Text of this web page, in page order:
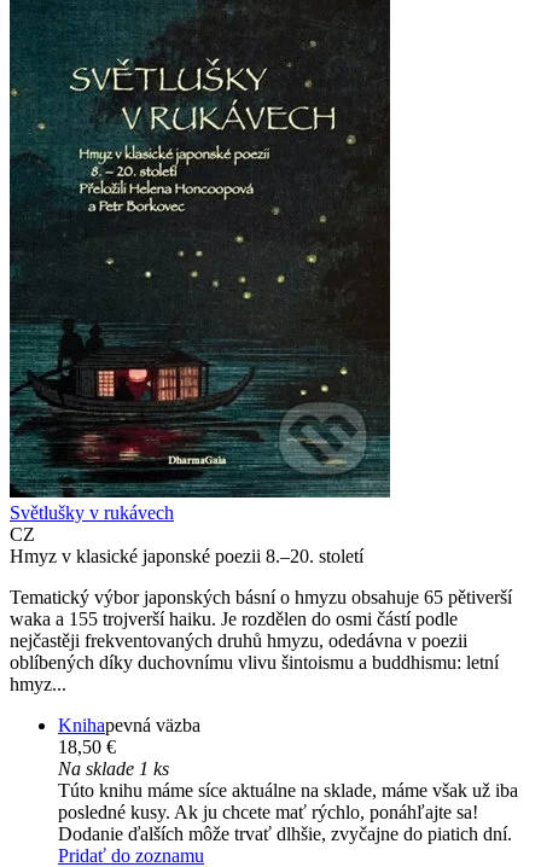
Světlušky v rukávech
CZ
Hmyz v klasické japonské poezii 8.–20. století
Tematický výbor japonských básní o hmyzu obsahuje 65 pětiverší
waka a 155 trojverší haiku. Je rozdělen do osmi částí podle
nejčastěji frekventovaných druhů hmyzu, odedávna v poezii
oblíbených díky duchovnímu vlivu šintoismu a buddhismu: letní
hmyz...
Knihapevná väzba
18,50 €
Na sklade 1 ks
Túto knihu máme síce aktuálne na sklade, máme však už iba
posledné kusy. Ak ju chcete mať rýchlo, ponáhľajte sa!
Dodanie ďalších môže trvať dlhšie, zvyčajne do piatich dní.
Pridať do zoznamu